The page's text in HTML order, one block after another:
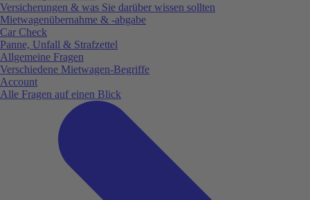
Versicherungen & was Sie darüber wissen sollten
Mietwagenübernahme & -abgabe
Car Check
Panne, Unfall & Strafzettel
Allgemeine Fragen
Verschiedene Mietwagen-Begriffe
Account
Alle Fragen auf einen Blick